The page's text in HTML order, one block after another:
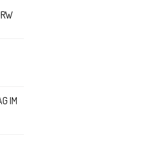
IM